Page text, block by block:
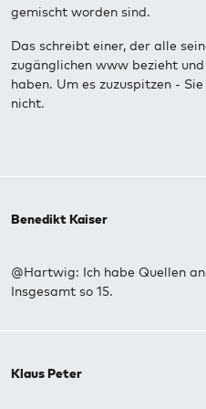
gemischt worden sind.
Das schreibt einer, der alle
zugänglichen www bezieht
haben. Um es zuzuspitzen -
nicht.
Benedikt Kaiser
@Hartwig: Ich habe Quellen
Insgesamt so 15.
Klaus Peter